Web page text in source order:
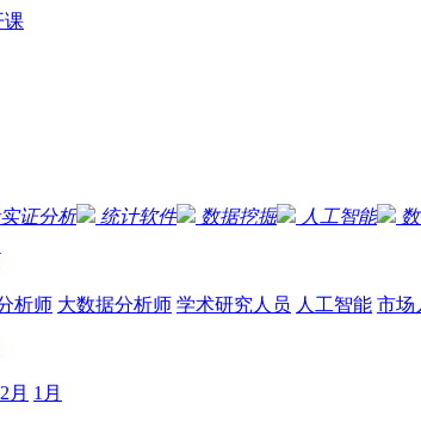
课
证分析 统计软件 数据挖掘 人工智能
析师 大数据分析师 学术研究人员 人工智能 市场
月 1月